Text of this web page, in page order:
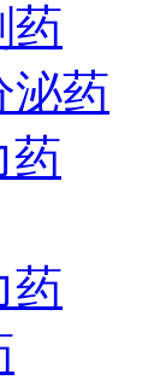
药
泌药
药
药